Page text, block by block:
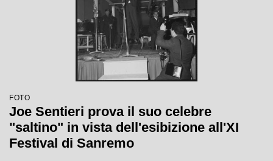
FOTO
Joe Sentieri prova il suo celebre
"saltino" in vista dell'esibizione all'XI
Festival di Sanremo